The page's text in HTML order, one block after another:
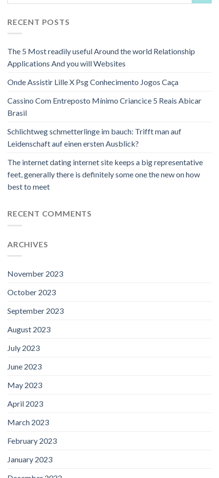
RECENT POSTS
The 5 Most readily useful Around the world Relationship
Applications And you will Websites
Onde Assistir Lille X Psg Conhecimento Jogos Caça
Cassino Com Entreposto Mínimo Criancice 5 Reais Abicar
Brasil
Schlichtweg schmetterlinge im bauch: Trifft man auf
Leidenschaft auf einen ersten Ausblick?
The internet dating internet site keeps a big representative
feet, generally there is definitely some one the new on how
best to meet
RECENT COMMENTS
ARCHIVES
November 2023
October 2023
September 2023
August 2023
July 2023
June 2023
May 2023
April 2023
March 2023
February 2023
January 2023